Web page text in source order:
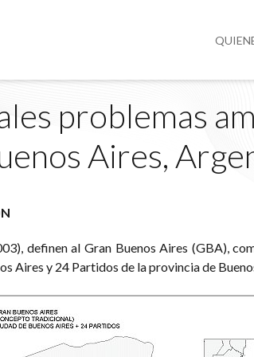
problemas
Aires,
definen al Gran Buenos Aires (GBA),
Aires y 24 Partidos de la provincia de